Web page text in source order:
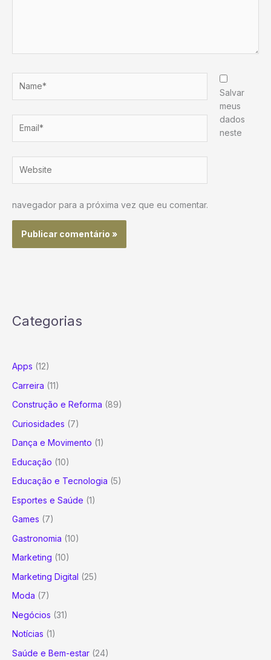
Salvar
meus
dados
neste
navegador para a próxima vez que eu comentar.
Categorias
Apps (12)
Carreira (11)
Construção e Reforma (89)
Curiosidades (7)
Dança e Movimento (1)
Educação (10)
Educação e Tecnologia (5)
Esportes e Saúde (1)
Games (7)
Gastronomia (10)
Marketing (10)
Marketing Digital (25)
Moda (7)
Negócios (31)
Notícias (1)
Saúde e Bem-estar (24)